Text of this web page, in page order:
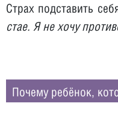
Страх подставить
стае. Я не хочу
Почему ребёнок,